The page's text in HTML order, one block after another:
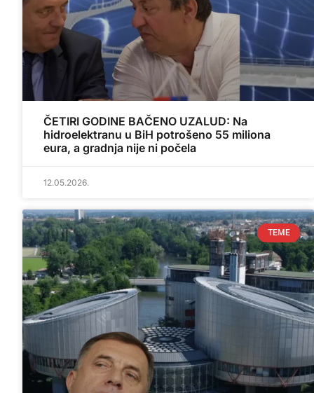
ČETIRI GODINE BAČENO UZALUD: Na
hidroelektranu u BiH potrošeno 55 miliona
eura, a gradnja nije ni počela
12.05.2026.
TEME